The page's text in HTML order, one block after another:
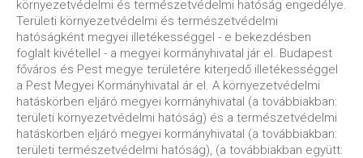
környezetvédelmi és természetvédelmi hatóság engedélye.
Területi környezetvédelmi és természetvédelmi
hatóságként megyei illetékességgel - e bekezdésben
foglalt kivétellel - a megyei kormányhivatal jár el. Budapest
főváros és Pest megye területére kiterjedő illetékességgel
a Pest Megyei Kormányhivatal ár el. A környezetvédelmi
hatáskörben eljáró megyei kormányhivatal (a továbbiakban:
területi környezetvédelmi hatóság) és a természetvédelmi
hatáskörben eljáró megyei kormányhivatal (a továbbiakban:
területi természetvédelmi hatóság), (a továbbiakban együtt: